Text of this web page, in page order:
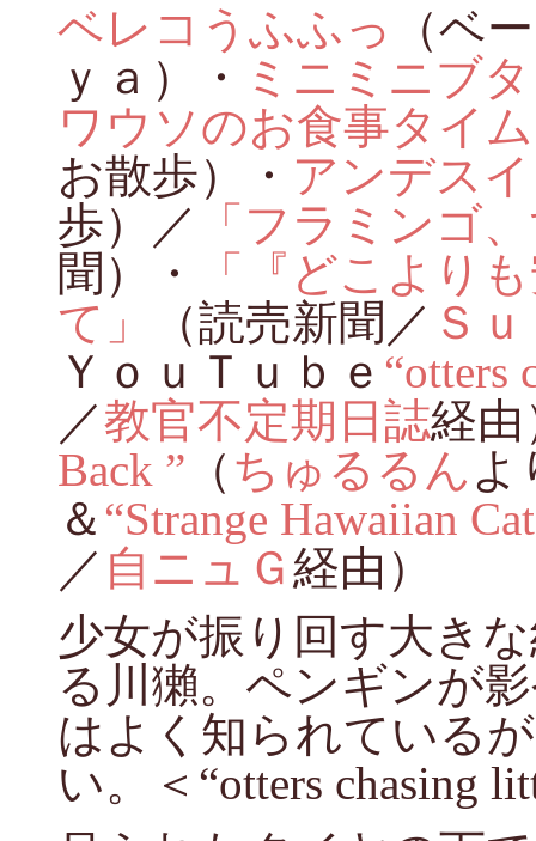
ベレコうふふっ
（ベ
ｙａ）・ ミニミニブタ
ワウソのお食事タイ
お散歩）・ アンデス
歩）／
「フラミンゴ
聞）・
「『どこより
て」
（読売新聞／ Ｓ
ＹｏｕＴｕｂｅ “otters
／教官不定期日誌経由
Back ” （ ちゅるるん よ
＆ “Strange Hawaiian
／ 自ニュＧ経由）
少女が振り回す大き
る川獺。ペンギンが
はよく知られている
い。＜“otters chasing